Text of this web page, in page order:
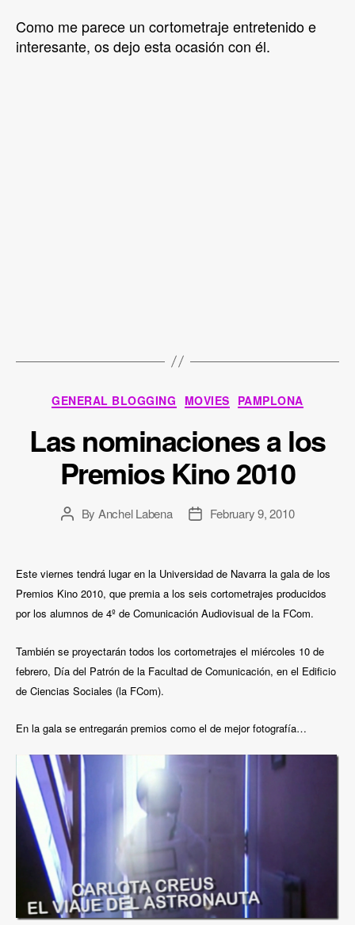
Como me parece un cortometraje entretenido e
interesante, os dejo esta ocasión con él.
Categories
GENERAL BLOGGING MOVIES PAMPLONA
Las nominaciones a los
Premios Kino 2010
PostBy Anchel Labena
PostFebruary 9, 2010
Este viernes tendrá lugar en la Universidad de Navarra la gala de los
Premios Kino 2010, que premia a los seis cortometrajes producidos
por los alumnos de 4º de Comunicación Audiovisual de la FCom.
También se proyectarán todos los cortometrajes el miércoles 10 de
febrero, Día del Patrón de la Facultad de Comunicación, en el Edificio
de Ciencias Sociales (la FCom).
En la gala se entregarán premios como el de mejor fotografía…